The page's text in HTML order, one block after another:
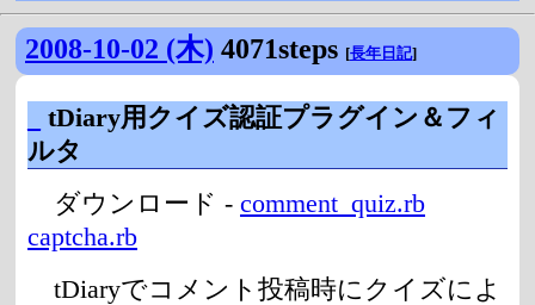
2008-10-02 (木) 4071steps [長年日記]
tDiary用クイズ認証プラグイン＆フィ
ルタ
ダウンロード - comment_quiz.rb
captcha.rb
tDiaryでコメント投稿時にクイズによ